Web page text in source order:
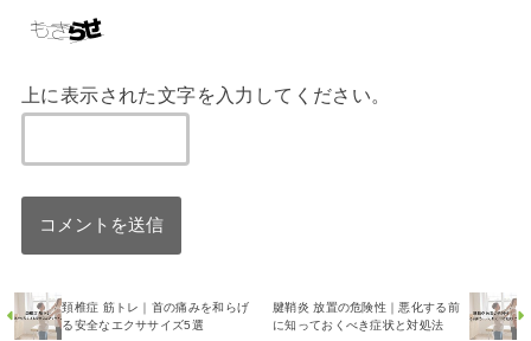
上に表示された文字を入力してください。
頚椎症 筋トレ｜首の痛みを和らげ
る安全なエクササイズ5選
腱鞘炎 放置の危険性｜悪化する前
に知っておくべき症状と対処法